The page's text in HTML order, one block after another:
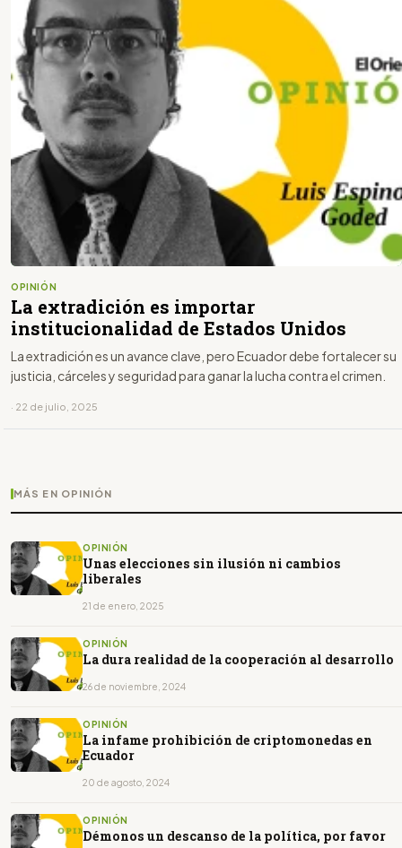
OPINIÓN
La extradición es importar
institucionalidad de Estados Unidos
La extradición es un avance clave, pero Ecuador debe fortalecer su
justicia, cárceles y seguridad para ganar la lucha contra el crimen.
· 22 de julio, 2025
MÁS EN OPINIÓN
OPINIÓN
Unas elecciones sin ilusión ni cambios
liberales
21 de enero, 2025
OPINIÓN
La dura realidad de la cooperación al desarrollo
26 de noviembre, 2024
OPINIÓN
La infame prohibición de criptomonedas en
Ecuador
20 de agosto, 2024
OPINIÓN
Démonos un descanso de la política, por favor